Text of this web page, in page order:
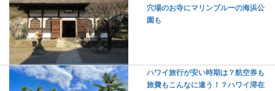
穴場のお寺にマリンブルーの海浜公
園も
ハワイ旅行が安い時期は？航空券も
旅費もこんなに違う！？ハワイ滞在